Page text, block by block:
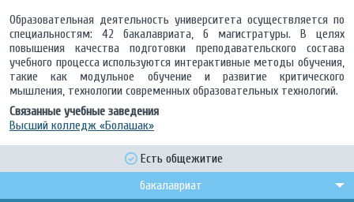
Образовательная деятельность университета осуществляется по
специальностям: 42 бакалавриата, 6 магистратуры. В целях
повышения качества подготовки преподавательского состава
учебного процесса используются интерактивные методы обучения,
такие как модульное обучение и развитие критического
мышления, технологии современных образовательных технологий.
Связанные учебные заведения
Высший колледж «Болашак»
Есть общежитие
бакалавриат